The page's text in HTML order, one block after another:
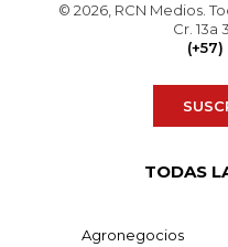
© 2026, RCN Medios.
Cr. 13a
TODAS
Agronegocios